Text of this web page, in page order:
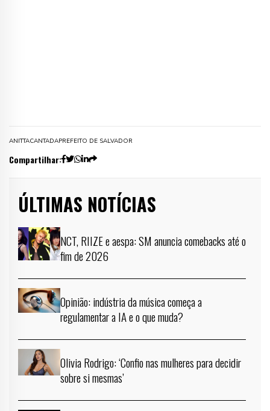
ANITTACANTADAPREFEITO DE SALVADOR
Compartilhar:
ÚLTIMAS NOTÍCIAS
NCT, RIIZE e aespa: SM anuncia comebacks até o
fim de 2026
Opinião: indústria da música começa a
regulamentar a IA e o que muda?
Olivia Rodrigo: ‘Confio nas mulheres para decidir
sobre si mesmas’